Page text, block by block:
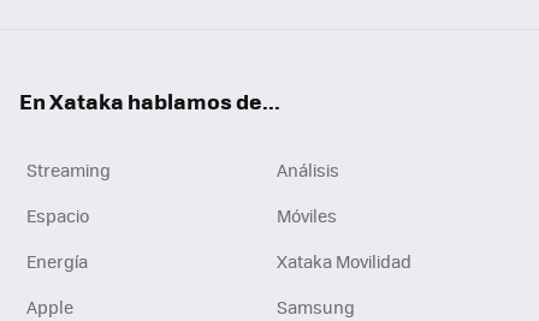
En Xataka hablamos de...
Streaming
Análisis
Espacio
Móviles
Energía
Xataka Movilidad
Apple
Samsung